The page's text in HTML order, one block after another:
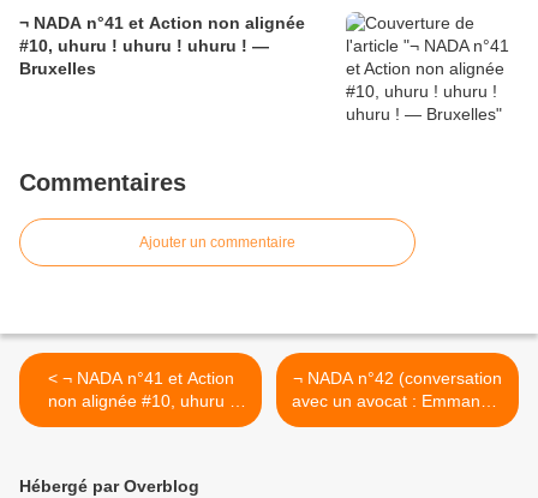
¬ NADA n°41 et Action non alignée
#10, uhuru ! uhuru ! uhuru ! —
Bruxelles
Commentaires
Ajouter un commentaire
< ¬ NADA n°41 et Action
non alignée #10, uhuru !
uhuru ! uhuru ! — Bruxelles
¬ NADA n°42 (conversation
avec un avocat : Emmanuel
Pierrat) >
Hébergé par Overblog